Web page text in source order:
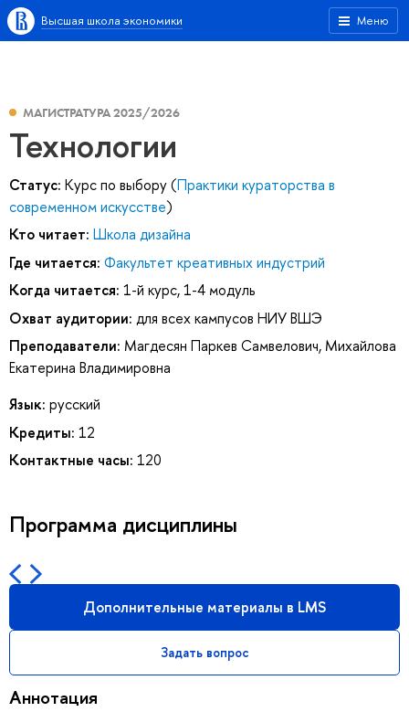
Меню
Высшая школа экономики
МАГИСТРАТУРА 2025/2026
Технологии
Статус: Курс по выбору (Практики кураторства в
современном искусстве)
Кто читает: Школа дизайна
Где читается: Факультет креативных индустрий
Когда читается: 1-й курс, 1-4 модуль
Охват аудитории: для всех кампусов НИУ ВШЭ
Преподаватели: Магдесян Паркев Самвелович, Михайлова
Екатерина Владимировна
Язык: русский
Кредиты: 12
Контактные часы: 120
Программа дисциплины
Дополнительные материалы в LMS
Задать вопрос
Аннотация